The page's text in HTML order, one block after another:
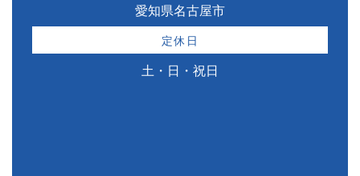
愛知県名古屋市
定休日
土・日・祝日